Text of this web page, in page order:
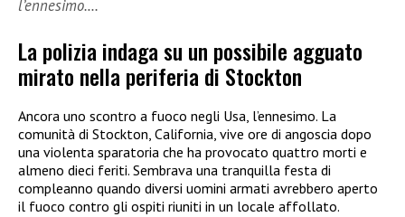
l’ennesimo.…
La polizia indaga su un possibile agguato
mirato nella periferia di Stockton
Ancora uno scontro a fuoco negli Usa, l’ennesimo. La
comunità di Stockton, California, vive ore di angoscia dopo
una violenta sparatoria che ha provocato quattro morti e
almeno dieci feriti. Sembrava una tranquilla festa di
compleanno quando diversi uomini armati avrebbero aperto
il fuoco contro gli ospiti riuniti in un locale affollato.